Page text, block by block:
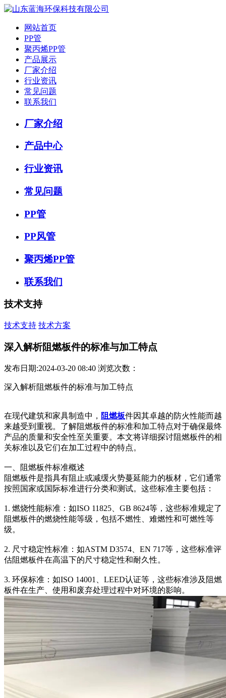
网站首页
PP管
聚丙烯PP管
产品展示
厂家介绍
行业资讯
常见问题
联系我们
厂家介绍
产品中心
行业资讯
常见问题
PP管
PP风管
聚丙烯PP管
联系我们
技术支持
技术支持 技术方案
深入解析阻燃板件的标准与加工特点
发布日期:2024-03-20 08:40 浏览次数：
深入解析阻燃板件的标准与加工特点
在现代建筑和家具制造中， 阻燃板件因其卓越的防火性能而越
来越受到重视。了解阻燃板件的标准和加工特点对于确保最终
产品的质量和安全性至关重要。本文将详细探讨阻燃板件的相
关标准以及它们在加工过程中的特点。
一、阻燃板件标准概述
阻燃板件是指具有阻止或减缓火势蔓延能力的板材，它们通常
按照国家或国际标准进行分类和测试。这些标准主要包括：
1. 燃烧性能标准：如ISO 11825、GB 8624等，这些标准规定了
阻燃板件的燃烧性能等级，包括不燃性、难燃性和可燃性等
级。
2. 尺寸稳定性标准：如ASTM D3574、EN 717等，这些标准评
估阻燃板件在高温下的尺寸稳定性和耐久性。
3. 环保标准：如ISO 14001、LEED认证等，这些标准涉及阻燃
板件在生产、使用和废弃处理过程中对环境的影响。